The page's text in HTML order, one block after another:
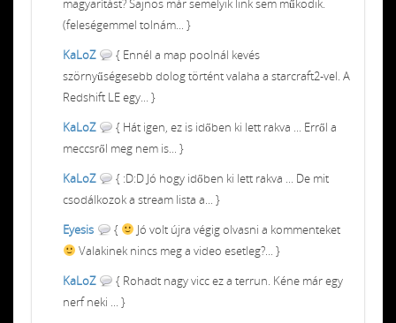
magyarítást? Sajnos már semelyik link sem működik.
(feleségemmel tolnám... }
KaLoZ
{ Ennél a map poolnál kevés
szörnyűségesebb dolog történt valaha a starcraft2-vel. A
Redshift LE egy... }
KaLoZ
{ Hát igen, ez is időben ki lett rakva ... Erről a
meccsről meg nem is... }
KaLoZ
{ :D:D Jó hogy időben ki lett rakva ... De mit
csodálkozok a stream lista a... }
Eyesis
{
Jó volt újra végig olvasni a kommenteket
Valakinek nincs meg a video esetleg?... }
KaLoZ
{ Rohadt nagy vicc ez a terrun. Kéne már egy
nerf neki ... }